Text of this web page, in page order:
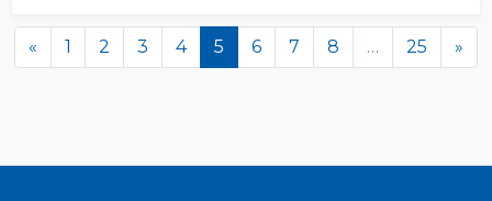
« 1 2 3 4 5 (en cours)
6 7 8 … 25 »